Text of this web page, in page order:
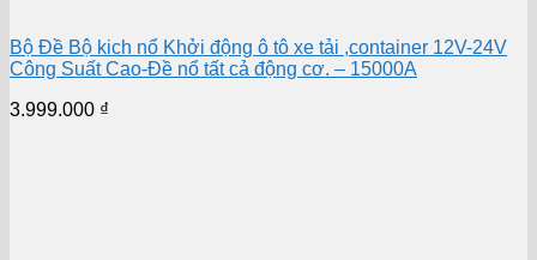
Bộ Đề Bộ kich nổ Khởi động ô tô xe tải ,container 12V-24V
Công Suất Cao-Đề nổ tất cả động cơ. – 15000A
3.999.000 ₫